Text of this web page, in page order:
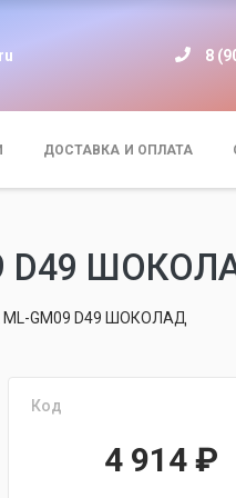
8
ДОСТАВКА И ОПЛАТА
D49
GM09 D49 ШОКОЛАД
Код
4 914 ₽